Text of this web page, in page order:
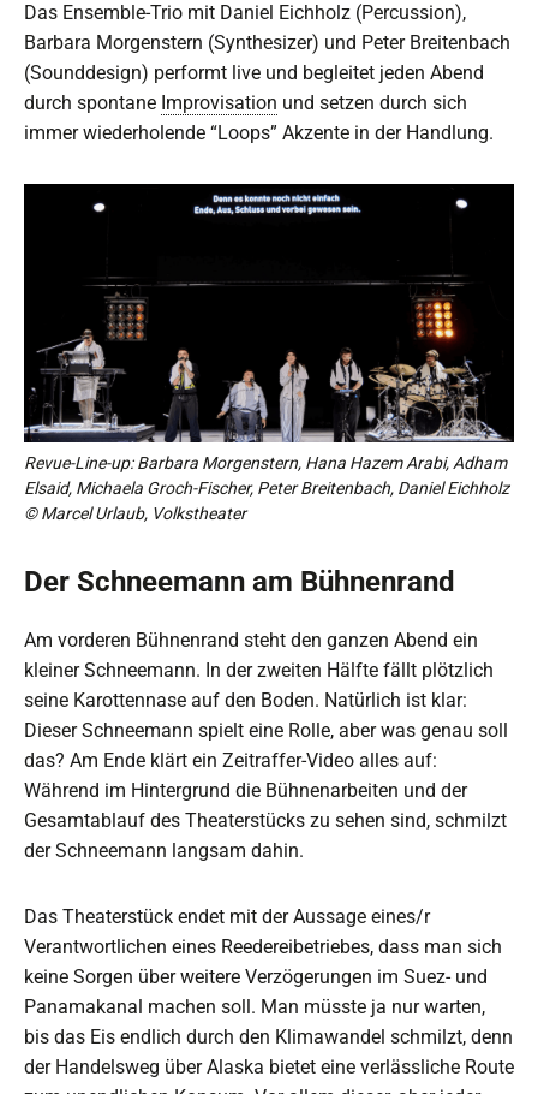
Das Ensemble-Trio mit Daniel Eichholz (Percussion),
Barbara Morgenstern (Synthesizer) und Peter Breitenbach
(Sounddesign) performt live und begleitet jeden Abend
durch spontane Improvisation und setzen durch sich
immer wiederholende “Loops” Akzente in der Handlung.
Revue-Line-up: Barbara Morgenstern, Hana Hazem Arabi, Adham
Elsaid, Michaela Groch-Fischer, Peter Breitenbach, Daniel Eichholz
© Marcel Urlaub, Volkstheater
Der Schneemann am Bühnenrand
Am vorderen Bühnenrand steht den ganzen Abend ein
kleiner Schneemann. In der zweiten Hälfte fällt plötzlich
seine Karottennase auf den Boden. Natürlich ist klar:
Dieser Schneemann spielt eine Rolle, aber was genau soll
das? Am Ende klärt ein Zeitraffer-Video alles auf:
Während im Hintergrund die Bühnenarbeiten und der
Gesamtablauf des Theaterstücks zu sehen sind, schmilzt
der Schneemann langsam dahin.
Das Theaterstück endet mit der Aussage eines/r
Verantwortlichen eines Reedereibetriebes, dass man sich
keine Sorgen über weitere Verzögerungen im Suez- und
Panamakanal machen soll. Man müsste ja nur warten,
bis das Eis endlich durch den Klimawandel schmilzt, denn
der Handelsweg über Alaska bietet eine verlässliche Route